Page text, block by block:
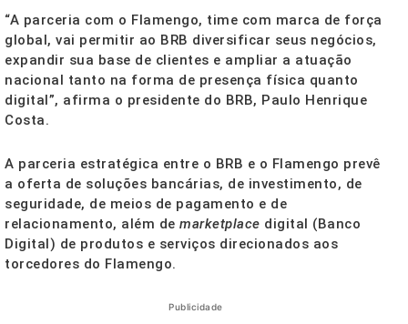
“A parceria com o Flamengo, time com marca de força
global, vai permitir ao BRB diversificar seus negócios,
expandir sua base de clientes e ampliar a atuação
nacional tanto na forma de presença física quanto
digital”, afirma o presidente do BRB, Paulo Henrique
Costa.
A parceria estratégica entre o BRB e o Flamengo prevê
a oferta de soluções bancárias, de investimento, de
seguridade, de meios de pagamento e de
relacionamento, além de marketplace digital (Banco
Digital) de produtos e serviços direcionados aos
torcedores do Flamengo.
Publicidade